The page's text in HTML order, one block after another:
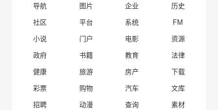
导航
图片 企业
历史
社区
平台 系统
FM
小说
门户 电影
资源
政府
书籍 教育
法律
健康
旅游 房产
下载
彩票
购物 汽车
文库
招聘
动漫 查询
素材